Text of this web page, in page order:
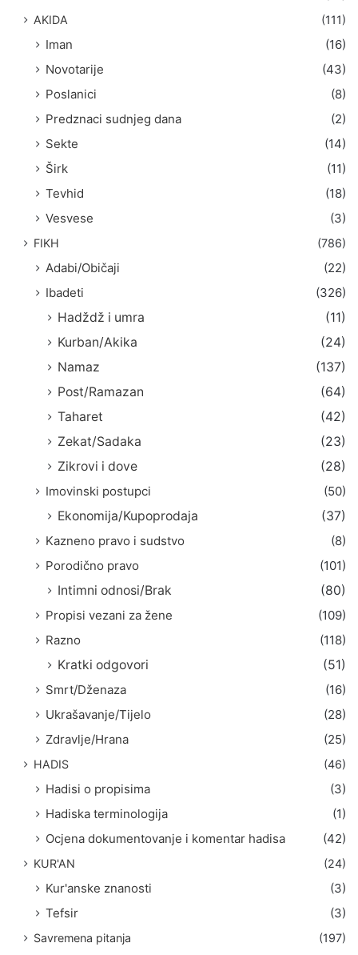
AKIDA
(111)
Iman
(16)
Novotarije
(43)
Poslanici
(8)
Predznaci sudnjeg dana
(2)
Sekte
(14)
Širk
(11)
Tevhid
(18)
Vesvese
(3)
FIKH (786)
Adabi/Običaji
(22)
Ibadeti
(326)
Hadždž i umra
(11)
Kurban/Akika
(24)
Namaz
(137)
Post/Ramazan
(64)
Taharet
(42)
Zekat/Sadaka
(23)
Zikrovi i dove
(28)
Imovinski postupci
(50)
Ekonomija/Kupoprodaja
(37)
Kazneno pravo i sudstvo
(8)
Porodično pravo
(101)
Intimni odnosi/Brak
(80)
Propisi vezani za žene
(109)
Razno
(118)
Kratki odgovori
(51)
Smrt/Dženaza
(16)
Ukrašavanje/Tijelo
(28)
Zdravlje/Hrana
(25)
HADIS (46)
Hadisi o propisima
(3)
Hadiska terminologija
(1)
Ocjena dokumentovanje i komentar hadisa
(42)
KUR'AN (24)
Kur'anske znanosti
(3)
Tefsir
(3)
Savremena pitanja
(197)